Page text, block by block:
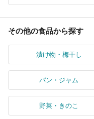
その他の食品から探す
漬け物・梅干し
パン・ジャム
野菜・きのこ